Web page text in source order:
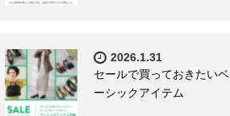
2026.1.31
セールで買っておきたいベ
ーシックアイテム